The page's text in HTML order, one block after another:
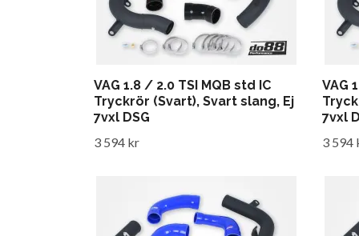
VAG 1.8 / 2.0 TSI MQB std IC
Tryckrör (Svart), Svart slang, Ej
7vxl DSG
3 594 kr
VAG
7vxl
3 594